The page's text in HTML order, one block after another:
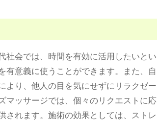
社会では、時間を有効に活用したいとい
有意義に使うことができます。また、自
より、他人の目を気にせずにリラクゼー
マッサージでは、個々のリクエストに応
されます。施術の効果としては、ストレ